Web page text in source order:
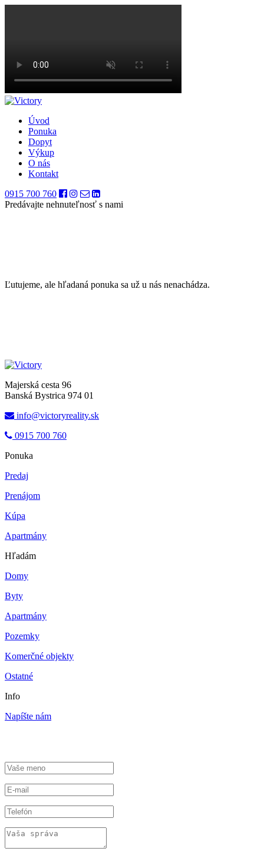
Úvod
Ponuka
Dopyt
Výkup
O nás
Kontakt
0915 700 760
Predávajte nehnuteľnosť s nami
Ľutujeme, ale hľadaná ponuka sa už u nás nenachádza.
Majerská cesta 96
Banská Bystrica 974 01
info@victoryreality.sk
0915 700 760
Ponuka
Predaj
Prenájom
Kúpa
Apartmány
Hľadám
Domy
Byty
Apartmány
Pozemky
Komerčné objekty
Ostatné
Info
Napíšte nám